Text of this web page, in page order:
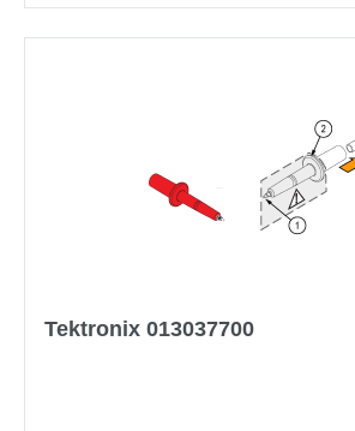
Tektronix 013037700